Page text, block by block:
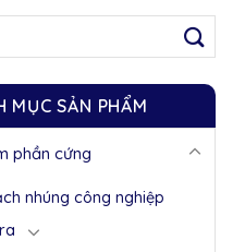
MỤC SẢN PHẨM
phần cứng
nhúng công nghiệp